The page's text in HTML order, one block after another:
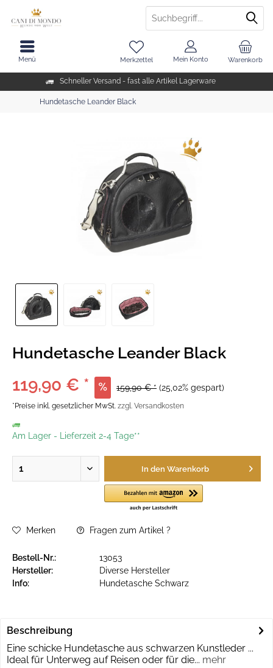
Schneller Versand - fast alle Artikel Lagerware
Warenkorb
Merkzettel Mein Konto
Menü
Hundetasche Leander Black
Hundetasche Leander Black
119,90 € * 159,90 € * (25,02% gespart)
*Preise inkl. gesetzlicher MwSt. zzgl. Versandkosten
Am Lager - Lieferzeit 2-4 Tage**
In den Warenkorb
Merken Fragen zum Artikel ?
Bestell-Nr.:
13053
Hersteller:
Diverse Hersteller
Info:
Hundetasche Schwarz
Beschreibung
Eine schicke Hundetasche aus schwarzen Kunstleder ...
Ideal für Unterweg auf Reisen oder für die... mehr